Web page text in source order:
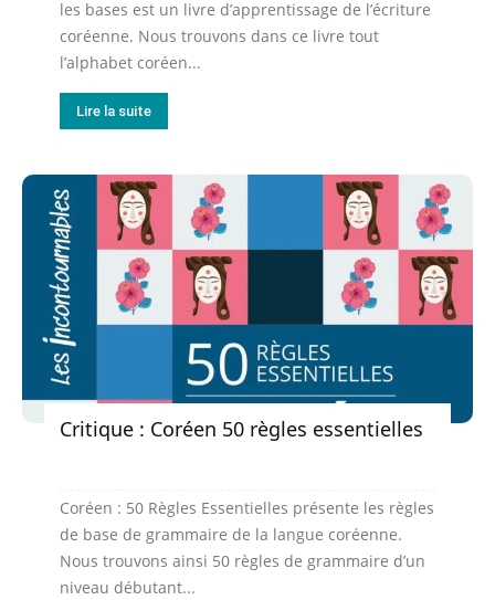
les bases est un livre d’apprentissage de l’écriture
coréenne. Nous trouvons dans ce livre tout
l’alphabet coréen...
Lire la suite
Critique : Coréen 50 règles essentielles
Coréen : 50 Règles Essentielles présente les règles
de base de grammaire de la langue coréenne.
Nous trouvons ainsi 50 règles de grammaire d’un
niveau débutant...